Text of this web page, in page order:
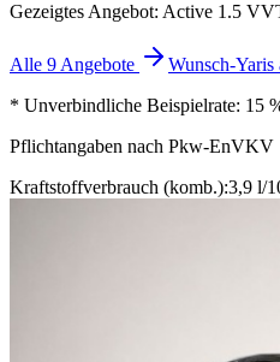
Gezeigtes Angebot: Active 1.5
Alle 9 Angebote
Wunsch-Yaris
* Unverbindliche Beispielrate: 15
Pflichtangaben nach Pkw-EnVKV
Kraftstoffverbrauch (komb.):3,9 l/